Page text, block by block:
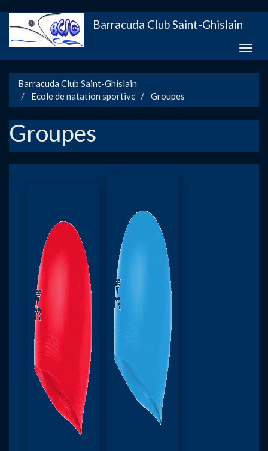
au
contenu
Barracuda Club Saint-Ghislain
Toggle
Barracuda Club Saint-Ghislain
Ecole de natation sportive
Groupes
Groupes